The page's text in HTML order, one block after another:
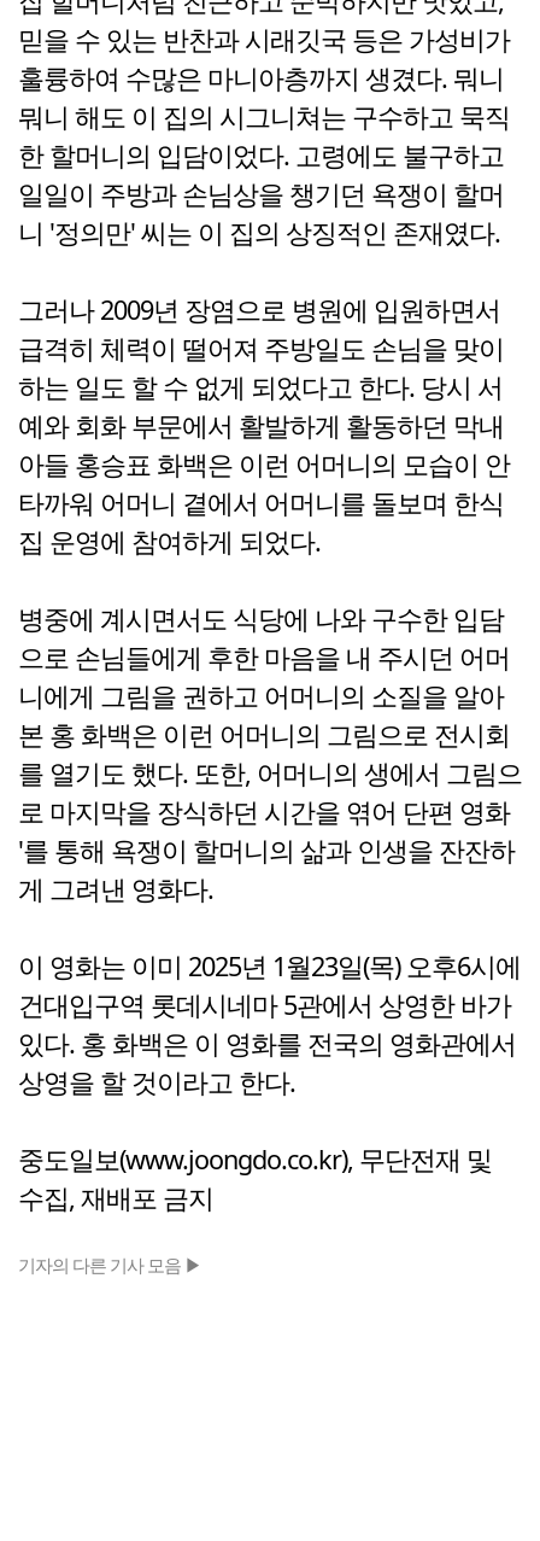
믿을 수 있는 반찬과 시래깃국 등은 가성비가
훌륭하여 수많은 마니아층까지 생겼다. 뭐니
뭐니 해도 이 집의 시그니쳐는 구수하고 묵직
한 할머니의 입담이었다. 고령에도 불구하고
일일이 주방과 손님상을 챙기던 욕쟁이 할머
니 '정의만' 씨는 이 집의 상징적인 존재였다.
그러나 2009년 장염으로 병원에 입원하면서
급격히 체력이 떨어져 주방일도 손님을 맞이
하는 일도 할 수 없게 되었다고 한다. 당시 서
예와 회화 부문에서 활발하게 활동하던 막내
아들 홍승표 화백은 이런 어머니의 모습이 안
타까워 어머니 곁에서 어머니를 돌보며 한식
집 운영에 참여하게 되었다.
병중에 계시면서도 식당에 나와 구수한 입담
으로 손님들에게 후한 마음을 내 주시던 어머
니에게 그림을 권하고 어머니의 소질을 알아
본 홍 화백은 이런 어머니의 그림으로 전시회
를 열기도 했다. 또한, 어머니의 생에서 그림으
로 마지막을 장식하던 시간을 엮어 단편 영화
'를 통해 욕쟁이 할머니의 삶과 인생을 잔잔하
게 그려낸 영화다.
이 영화는 이미 2025년 1월23일(목) 오후6시에
건대입구역 롯데시네마 5관에서 상영한 바가
있다. 홍 화백은 이 영화를 전국의 영화관에서
상영을 할 것이라고 한다.
중도일보(www.joongdo.co.kr), 무단전재 및
수집, 재배포 금지
기자의 다른 기사 모음 ▶